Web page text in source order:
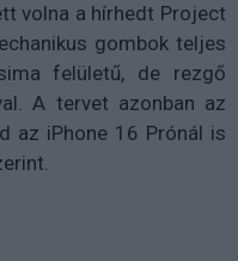
volna a hírhedt Project
gombok teljes
felületű, de rezgő
A tervet azonban az
az iPhone 16 Prónál is